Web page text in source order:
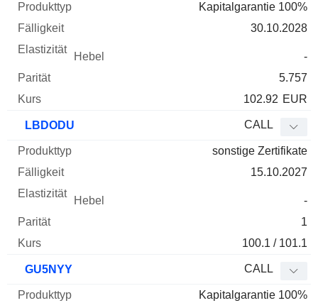
Kapitalgarantie 100%
30.10.2028
-
5.757
102.92 EUR
LBDODU CALL
sonstige Zertifikate
15.10.2027
-
1
100.1 / 101.1
GU5NYY CALL
Kapitalgarantie 100%